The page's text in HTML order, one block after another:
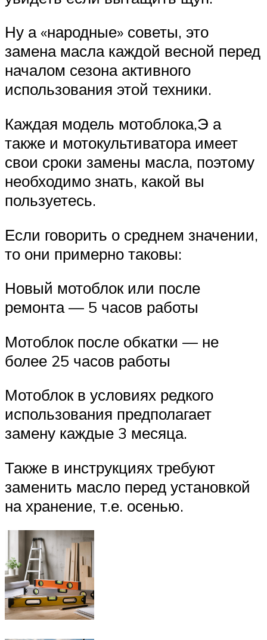
Ну а «народные» советы, это
замена масла каждой весной перед
началом сезона активного
использования этой техники.
Каждая модель мотоблока,Э а
также и мотокультиватора имеет
свои сроки замены масла, поэтому
необходимо знать, какой вы
пользуетесь.
Если говорить о среднем значении,
то они примерно таковы:
Новый мотоблок или после
ремонта — 5 часов работы
Мотоблок после обкатки — не
более 25 часов работы
Мотоблок в условиях редкого
использования предполагает
замену каждые 3 месяца.
Также в инструкциях требуют
заменить масло перед установкой
на хранение, т.е. осенью.